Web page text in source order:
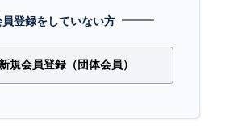
登録をしていない方
新規会員登録（団体会員）